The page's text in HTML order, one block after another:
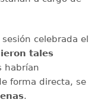
celebrada el
tales
habrían
forma directa, se
.